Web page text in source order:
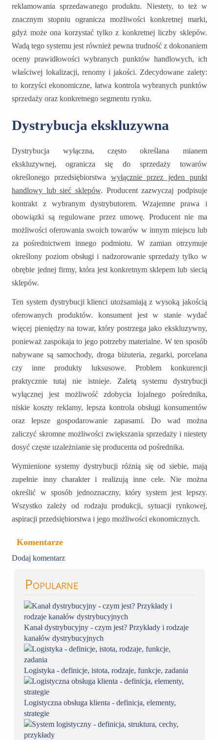
reklamowania sprzedawanego produktu. Niestety, to też w
znacznym stopniu ogranicza możliwości konkretnej marki,
gdyż może ona korzystać tylko z konkretnej liczby sklepów.
Wadą tego systemu jest również pewna trudność z dokonaniem
oceny prawidłowości wybranych punktów handlowych, ich
właściwej lokalizacji, renomy i jakości. Zdecydowane zalety:
to korzyści ekonomiczne, łatwa kontrola wybranych punktów
sprzedaży oraz konkretnego segmentu rynku.
Dystrybucja ekskluzywna
Dystrybucja wyłączna, często określana mianem
ekskluzywnej, ogranicza się do sprzedaży towarów
określonego przedsiębiorstwa wyłącznie przez jeden punkt
handlowy lub sieć sklepów. Producent zazwyczaj podpisuje
kontrakt z wybranym dystrybutorem. Wzajemne prawa i
obowiązki są regulowane przez umowę. Producent nie ma
możliwości oferowania swoich towarów w innym miejscu lub
za pośrednictwem innego podmiotu. W zamian otrzymuje
określony poziom obsługi i nadzorowanie sprzedaży tylko w
obrębie jednej firmy, która jest konkretnym sklepem lub siecią
sklepów.
Ten system dystrybucji klienci utożsamiają z wysoką jakością
oferowanych produktów. konsument jest w stanie wydać
więcej pieniędzy na towar, który postrzega jako ekskluzywny,
ponieważ zaspokaja to jego potrzeby materialne. W ten sposób
nabywane są samochody, droga biżuteria, zegarki, porcelana
czy inne produkty luksusowe. Problem konkurencji
praktycznie tutaj nie istnieje. Zaletą systemu dystrybucji
wyłącznej jest możliwość zdobycia lojalnego pośrednika,
niskie koszty reklamy, lepsza kontrola obsługi konsumentów
oraz lepsze gospodarowanie zapasami. Do wad można
zaliczyć skromne możliwości zwiększania sprzedaży i niestety
dosyć częste uzależnianie się producenta od pośrednika.
Wymienione systemy dystrybucji różnią się od siebie, mają
zupełnie inny charakter i realizują inne cele. Nie można
określić w sposób jednoznaczny, który system jest lepszy.
Wszystko zależy od rodzaju produkcji, sytuacji rynkowej,
aspiracji przedsiębiorstwa i jego możliwości ekonomicznych.
Komentarze
Dodaj komentarz
Popularne
Kanał dystrybucyjny - czym jest? Przykłady i rodzaje
kanałów dystrybucyjnych
Logistyka - definicje, istota, rodzaje, funkcje, zadania
Logistyczna obsługa klienta - definicja, elementy,
strategie